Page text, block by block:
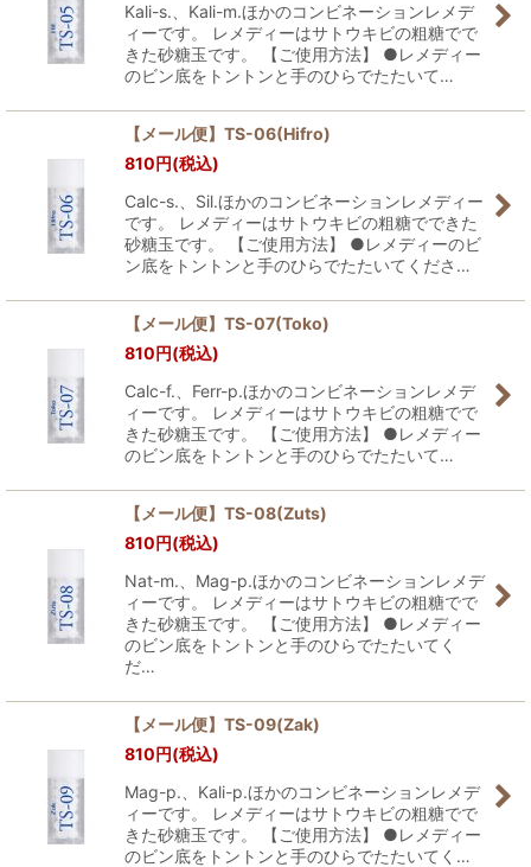
Kali-s.、Kali-m.ほかのコンビネーションレメデ
ィーです。 レメディーはサトウキビの粗糖でで
きた砂糖玉です。 【ご使用方法】 ●レメディー
のビン底をトントンと手のひらでたたいて…
【メール便】TS-06(Hifro)
810円(税込)
Calc-s.、Sil.ほかのコンビネーションレメディー
です。 レメディーはサトウキビの粗糖でできた
砂糖玉です。 【ご使用方法】 ●レメディーのビ
ン底をトントンと手のひらでたたいてくださ…
【メール便】TS-07(Toko)
810円(税込)
Calc-f.、Ferr-p.ほかのコンビネーションレメデ
ィーです。 レメディーはサトウキビの粗糖でで
きた砂糖玉です。 【ご使用方法】 ●レメディー
のビン底をトントンと手のひらでたたいて…
【メール便】TS-08(Zuts)
810円(税込)
Nat-m.、Mag-p.ほかのコンビネーションレメデ
ィーです。 レメディーはサトウキビの粗糖でで
きた砂糖玉です。 【ご使用方法】 ●レメディー
のビン底をトントンと手のひらでたたいてく
だ…
【メール便】TS-09(Zak)
810円(税込)
Mag-p.、Kali-p.ほかのコンビネーションレメデ
ィーです。 レメディーはサトウキビの粗糖でで
きた砂糖玉です。 【ご使用方法】 ●レメディー
のビン底をトントンと手のひらでたたいてく…